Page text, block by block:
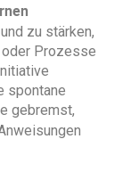
zu stärken,
oder Prozesse
spontane
gebremst,